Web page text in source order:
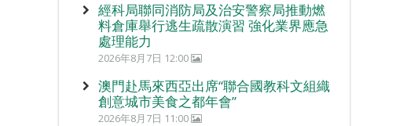
經科局聯同消防局及治安警察局推動燃
料倉庫舉行逃生疏散演習 強化業界應急
處理能力
2026年8月7日 12:00
澳門赴馬來西亞出席“聯合國教科文組織
創意城市美食之都年會”
2026年8月7日 11:00